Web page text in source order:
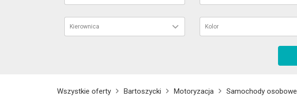
Kierownica Kolor
Wszystkie oferty Bartoszycki Motoryzacja Samochody osobowe